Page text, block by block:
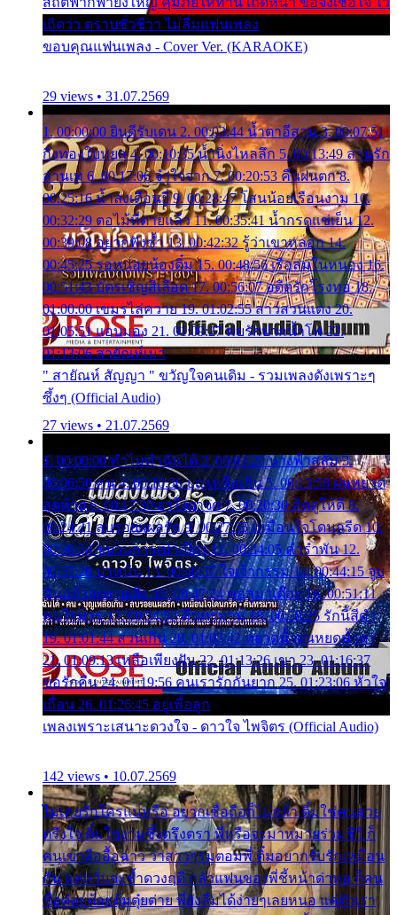
เถิดว่า ตราบชั่วชีวา ไม่ลืมแฟนเพลง
ขอบคุณแฟนเพลง - Cover Ver. (KARAOKE)
29 views • 31.07.2569
1. 00:00:00 ยินดีรับเดน 2. 00:03:44 น้ำตาอีสาน 3. 00:07:51
กิ่งทองใบหยก 4. 00:10:35 น้ำนิ่งไหลลึก 5. 00:13:49 ลานรัก
ลานเท 6. 00:17:06 จำใจจาก 7. 00:20:53 คืนฝนตก 8.
00:25:16 น้ำลงเดือนยี่ 9. 00:28:47 โสนน้อยเรือนงาม 10.
00:32:29 ตอไม้ที่ตายแล้ว 11. 00:35:41 น้ำกรดแช่เย็น 12.
00:39:08 อยากฟังซ้ำ 13. 00:42:32 รู้ว่าเขาหลอก 14.
00:45:25 รอหน่อยน้องติ๋ม 15. 00:48:56 เรือล่มในหนอง 16.
00:51:43 บัตรเชิญสีเลือด 17. 00:56:07 อดีตรักโรงทอ 18.
01:00:00 เขมรไล่ควาย 19. 01:02:55 สาวสวนแตง 20.
01:05:51 แอบมอง 21. 01:09:27 พบรักปากน้ำโพ 22.
01:13:06 สายัณห์เมา
" สายัณห์ สัญญา " ขวัญใจคนเดิม - รวมเพลงดังเพราะๆ
ซึ้งๆ (Official Audio)
27 views • 21.07.2569
1. 00:00:00 ทำไมทำฉันได้ 2. 00:03:20 นางฟ้าสลัม 3.
00:06:50 คน 4. 00:10:36 บุญเหลือเกิน 5. 00:13:58 ฝนหยาด
สุดท้าย 6. 00:17:30 ยาใจยาจก 7. 00:20:30 คิดดูให้ดี 8.
00:24:21 ลบรอยแผลรัก 9. 00:27:35 เหมือนใจโดนกรีด 10.
00:30:54 ขบวนการเปาเปียว 11. 00:34:05 คำรำพัน 12.
00:37:20 ปาหนัน 13. 00:40:37 ใจเจ้ากรรม 14. 00:44:15 จูบ
ฉันแล้วจงตายเสีย 15. 00:47:24 ขอสูมาเต๊อะ 16. 00:51:11
คนใจมาร 17. 00:54:50 คืนทรมาน 18. 00:58:25 รักนี้สีดำ
19. 01:01:44 ส่วนเกิน 20. 01:05:42 หยาดน้ำฝนหยดน้ำตา
21. 01:09:13 เหลือเพียงฝัน 22. 01:13:26 เขา 23. 01:16:37
ขอรักคืน 24. 01:19:56 คนเรารักกันยาก 25. 01:23:06 หัวใจ
เถื่อน 26. 01:26:45 อยู่เพื่อลูก
เพลงเพราะเสนาะดวงใจ - ดาวใจ ไพจิตร (Official Audio)
142 views • 10.07.2569
ไม่เคยรักใครแน่หรือ อยากเชื่อถือก็ไม่กล้า ติ๋มใช่คนสวย
ตรึงใจ ติ๋มใช่งามซึ้งตรึงตรา พี่หรือจะมาหมายร่วมชีวี ก็
คนเขาลืออื้อฉาว ว่าสาวๆรุมตอมพี่ ติ๋มอยากรับรักเหมือน
กัน แต่หวั่นจะช้ำดวงฤดี กลัวแฟนของพี่ชี้หน้าด่าทอ ก็คน
ชื่อต๋อยต้อยตุ้มตุ๋ยต่าย พี่ยังลืมได้ง่ายๆเลยหนอ แค่ตัวเรา